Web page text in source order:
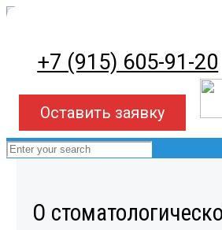
+7 (915) 605-91-20
Оставить заявку
О